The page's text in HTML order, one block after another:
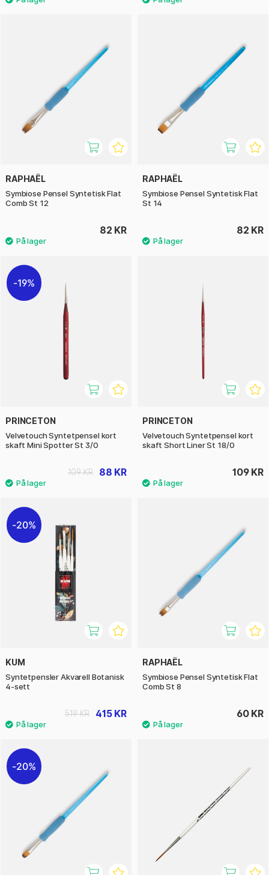
RAPHAËL
Symbiose Pensel Syntetisk Flat
Comb St 12
82 KR
RAPHAËL
Symbiose Pensel Syntetisk Flat
St 14
82 KR
19%
PRINCETON
Velvetouch Syntetpensel kort
skaft Mini Spotter St 3/0
88 KR
109 KR
PRINCETON
Velvetouch Syntetpensel kort
skaft Short Liner St 18/0
109 KR
20%
KUM
Syntetpensler Akvarell Botanisk
4-sett
415 KR
519 KR
RAPHAËL
Symbiose Pensel Syntetisk Flat
Comb St 8
60 KR
20%